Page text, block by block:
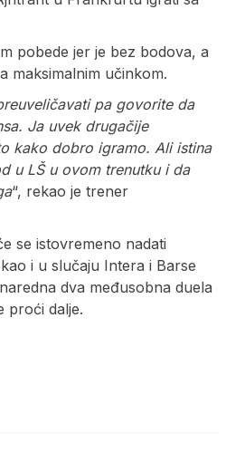
pobede jer je bez bodova, a
maksimalnim učinkom.
pa govorite da
Ja uvek drugačije
kako dobro igramo. Ali istina
u LŠ u ovom trenutku i da
“, rekao je trener
se istovremeno nadati
i u slučaju Intera i Barse
dva međusobna duela
proći dalje.